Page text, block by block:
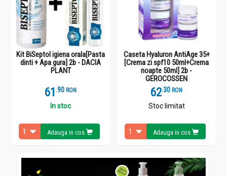
Kit BiSeptol igiena orala[Pasta
dinti + Apa gura] 2b - DACIA
PLANT
61 .9 RON
In stoc
Adauga in cos
Caseta Hyaluron AntiAge 35+
[Crema zi spf10 50ml+Crema
noapte 50ml] 2b -
GEROCOSSEN
62.3 RON
Stoc limitat
Adauga in cos